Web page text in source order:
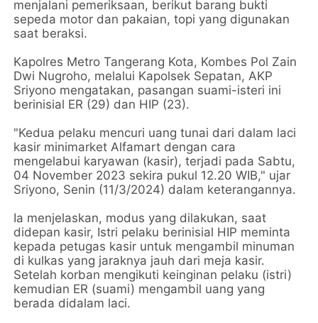
menjalani pemeriksaan, berikut barang bukti
sepeda motor dan pakaian, topi yang digunakan
saat beraksi.
Kapolres Metro Tangerang Kota, Kombes Pol Zain
Dwi Nugroho, melalui Kapolsek Sepatan, AKP
Sriyono mengatakan, pasangan suami-isteri ini
berinisial ER (29) dan HIP (23).
"Kedua pelaku mencuri uang tunai dari dalam laci
kasir minimarket Alfamart dengan cara
mengelabui karyawan (kasir), terjadi pada Sabtu,
04 November 2023 sekira pukul 12.20 WIB," ujar
Sriyono, Senin (11/3/2024) dalam keterangannya.
Ia menjelaskan, modus yang dilakukan, saat
didepan kasir, Istri pelaku berinisial HIP meminta
kepada petugas kasir untuk mengambil minuman
di kulkas yang jaraknya jauh dari meja kasir.
Setelah korban mengikuti keinginan pelaku (istri)
kemudian ER (suami) mengambil uang yang
berada didalam laci.